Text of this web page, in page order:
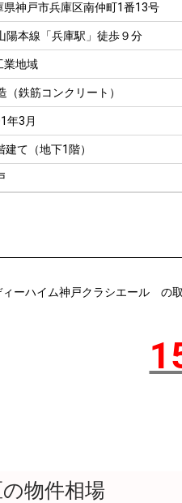
県神戸市兵庫区南仲町1番13号
陽本線「兵庫駅」徒歩９分
業地域
（鉄筋コンクリート）
年3月
建て（地下1階）
ィーハイム神戸クラシエール の
物件相場